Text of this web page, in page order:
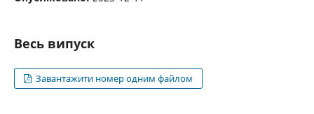
Весь випуск
Завантажити номер одним файлом